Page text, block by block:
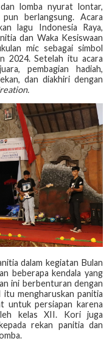
lomba nyurat lontar,
berlangsung. Acara
lagu Indonesia Raya,
dan Waka Kesiswaan
mic sebagai simbol
2024. Setelah itu acara
pembagian hadiah,
dan diakhiri dengan
dalam kegiatan Bulan
beberapa kendala yang
ini berbenturan dengan
itu mengharuskan panitia
untuk persiapan karena
kelas XII. Kori juga
rekan panitia dan